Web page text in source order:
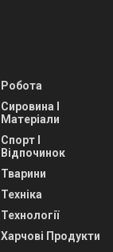
Робота
Сировина І
Матеріали
Спорт І
Відпочинок
Тварини
Техніка
Технології
Харчові Продукти